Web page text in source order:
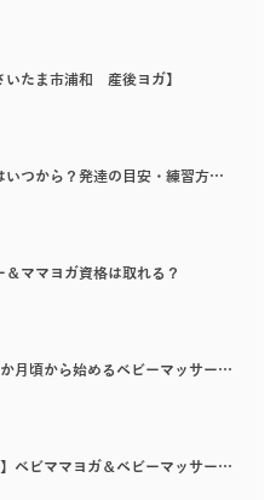
いたま市浦和 産後ヨガ】
いつから？発達の目安・練習方…
ママヨガ資格は取れる？
月頃から始めるベビーマッサー…
】ベビママヨガ＆ベビーマッサー…